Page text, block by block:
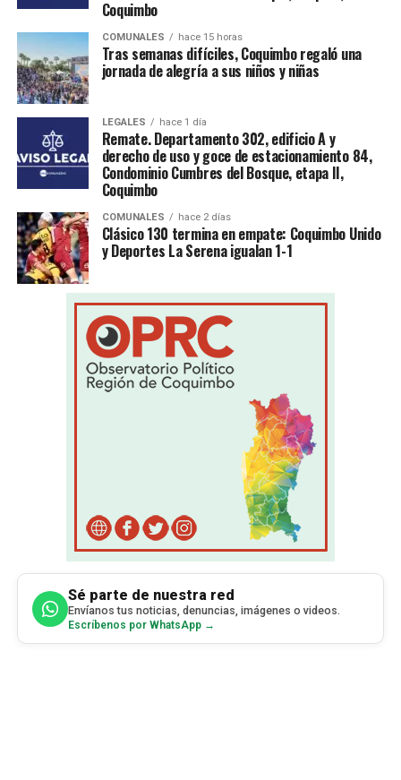
Coquimbo
COMUNALES hace 15 horas
Tras semanas difíciles, Coquimbo regaló una
jornada de alegría a sus niños y niñas
LEGALES hace 1 día
Remate. Departamento 302, edificio A y
derecho de uso y goce de estacionamiento 84,
Condominio Cumbres del Bosque, etapa II,
Coquimbo
COMUNALES hace 2 días
Clásico 130 termina en empate: Coquimbo Unido
y Deportes La Serena igualan 1-1
Sé parte de nuestra red
Envíanos tus noticias, denuncias, imágenes o videos.
Escríbenos por WhatsApp →